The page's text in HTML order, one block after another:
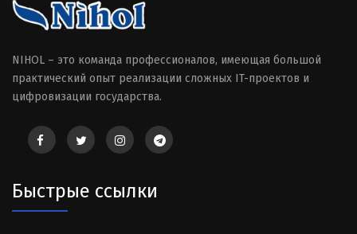
NIHOL – это команда профессионалов, имеющая большой
практический опыт реализации сложных IT-проектов и
цифровизации государства.
Быстрые ссылки